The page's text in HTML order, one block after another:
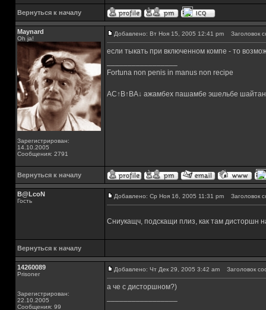
Вернуться к началу
Maynard
Oh ja!
Зарегистрирован:
14.10.2005
Сообщения: 2791
Добавлено: Вт Ноя 15, 2005 12:41 pm Заголовок
если тыкать при включенном компе - то
Fortuna non penis in manus non recipe
AC↑B↑BA↓ ажамбех пашамбе эшельбе
Вернуться к началу
B@LcoN
Гость
Добавлено: Ср Ноя 16, 2005 11:31 pm Заголовок
Сниукащч, подскащи плиз, как там дисторшн
Вернуться к началу
14260089
Prisoner
Зарегистрирован:
22.10.2005
Сообщения: 99
Добавлено: Чт Дек 29, 2005 3:42 am Заголовок
а че с дисторшном?)